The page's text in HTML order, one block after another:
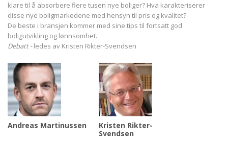
klare til å absorbere flere tusen nye boliger? Hva karakteriserer
disse nye boligmarkedene med hensyn til pris og kvalitet?
De beste i bransjen kommer med sine tips til fortsatt god
boligutvikling og lønnsomhet.
Debatt -ledes av Kristen Rikter-Svendsen
Andreas Martinussen
Kristen Rikter-
Svendsen